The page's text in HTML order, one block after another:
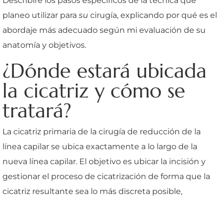
planeo utilizar para su cirugía, explicando por qué es el
abordaje más adecuado según mi evaluación de su
anatomía y objetivos.
¿Dónde estará ubicada
la cicatriz y cómo se
tratará?
La cicatriz primaria de la cirugía de reducción de la
línea capilar se ubica exactamente a lo largo de la
nueva línea capilar. El objetivo es ubicar la incisión y
gestionar el proceso de cicatrización de forma que la
cicatriz resultante sea lo más discreta posible,